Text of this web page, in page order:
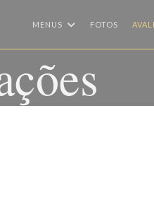
MENUS FOTOS